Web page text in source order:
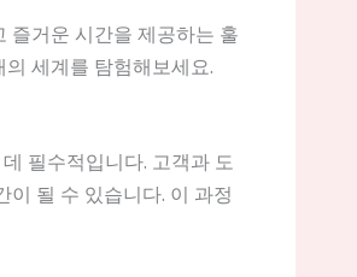
즐거운 시간을 제공하는 훌
세계를 탐험해보세요.
필수적입니다. 고객과 도
이 될 수 있습니다. 이 과정